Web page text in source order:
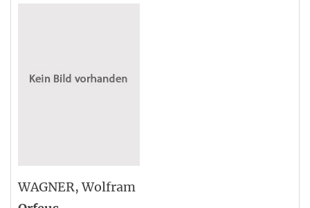
WAGNER, Wolfram